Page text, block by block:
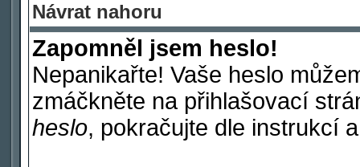
Návrat nahoru
Zapomněl jsem heslo!
Nepanikařte! Vaše heslo
zmáčkněte na přihlašovací
heslo, pokračujte dle instrukcí